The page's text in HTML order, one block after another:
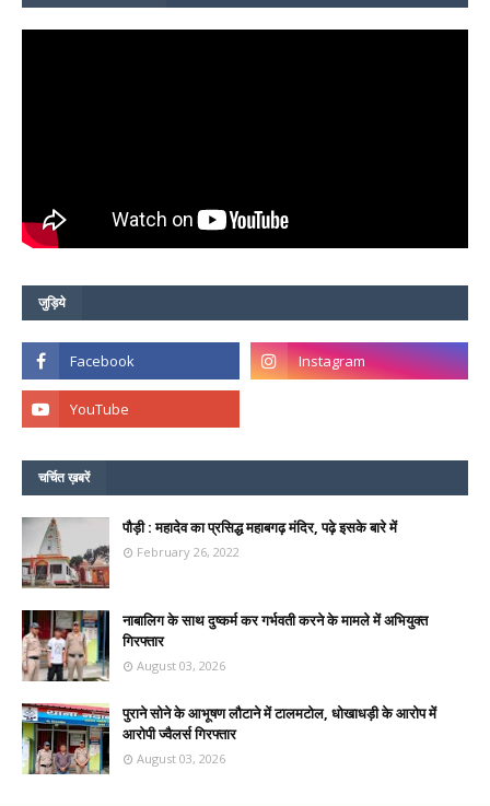
जुड़िये
चर्चित ख़बरें
पौड़ी : महादेव का प्रसिद्ध महाबगढ़ मंदिर, पढ़े इसके बारे में
February 26, 2022
नाबालिग के साथ दुष्कर्म कर गर्भवती करने के मामले में अभियुक्त
गिरफ्तार
August 03, 2026
पुराने सोने के आभूषण लौटाने में टालमटोल, धोखाधड़ी के आरोप में
आरोपी ज्वैलर्स गिरफ्तार
August 03, 2026